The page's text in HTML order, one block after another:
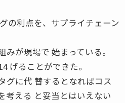
の利点を、サプライチェーン
が現場で 始まっている。
げることができた。
グに代 替するとなればコス
考える と妥当とはいえない